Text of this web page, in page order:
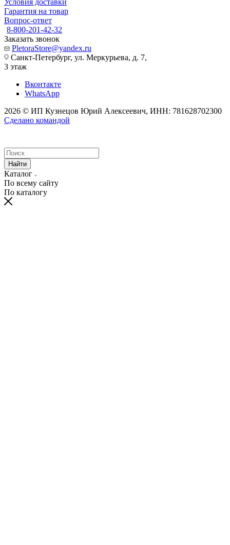
Гарантия на товар
Вопрос-ответ
8-800-201-42-32
Заказать звонок
PletoraStore@yandex.ru
Санкт-Петербург, ул. Меркурьева, д. 7,
3 этаж
Вконтакте
WhatsApp
2026 © ИП Кузнецов Юрий Алексеевич, ИНН: 781628702300
Сделано командой
Найти
Каталог
По всему сайту
По каталогу